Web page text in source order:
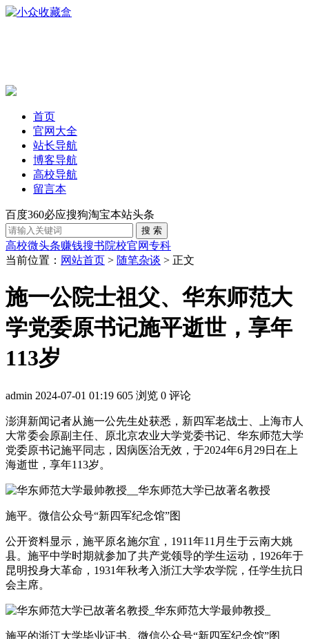
首页
官网大全
站长导航
博客导航
高校导航
留言本
百度360必应搜狗淘宝本站头条
高校微头条赚钱搜书院校官网专科
当前位置： 网站首页 > 随笔杂谈 > 正文
施一公院士祖父、华东师范大
学党委原书记施平逝世，享年
113岁
admin 2024-07-01 01:19 605 浏览 0 评论
澎湃新闻记者从施一公先生处获悉，新四军老战士、上海市人
大常委会原副主任、原北京农业大学党委书记、华东师范大学
党委原书记施平同志，因病医治无效，于2024年6月29日在上
海逝世，享年113岁。
施平。微信公众号“新四军纪念馆”图
公开资料显示，施平原名施尔宜，1911年11月生于云南大姚
县。施平中学时期就参加了共产党领导的学生运动，1926年于
昆明投身大革命，1931年秋考入浙江大学农学院，任学生抗日
会主席。
施平的浙江大学毕业证书。微信公众号“新四军纪念馆”图